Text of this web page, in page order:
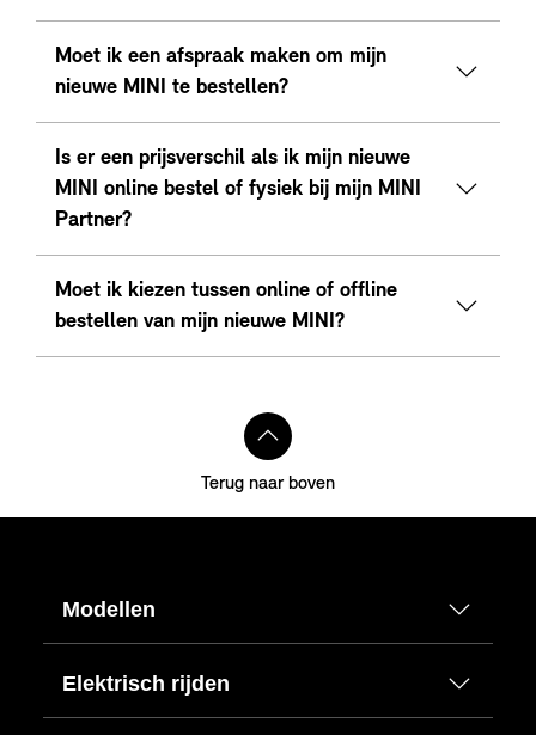
Moet ik een afspraak maken om mijn
nieuwe MINI te bestellen?
Is er een prijsverschil als ik mijn nieuwe
MINI online bestel of fysiek bij mijn MINI
Partner?
Moet ik kiezen tussen online of offline
bestellen van mijn nieuwe MINI?
Terug naar boven
Modellen
Elektrisch rijden